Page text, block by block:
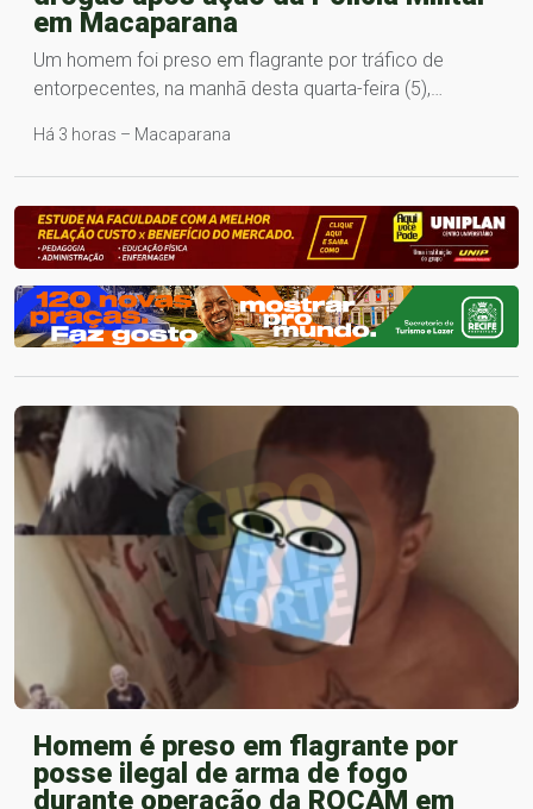
em Macaparana
Um homem foi preso em flagrante por tráfico de
entorpecentes, na manhã desta quarta-feira (5),…
Há 3 horas – Macaparana
Homem é preso em flagrante por
posse ilegal de arma de fogo
durante operação da ROCAM em